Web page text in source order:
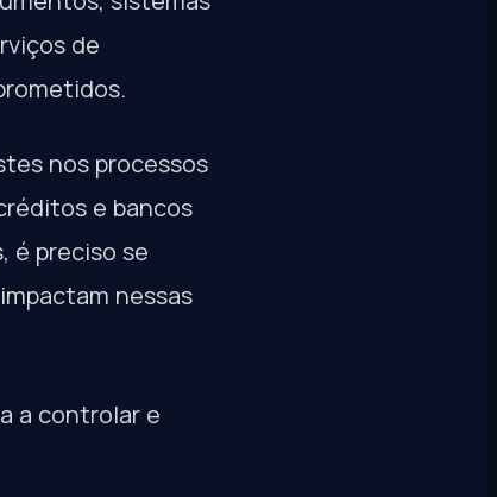
de
nos processos
e bancos
é preciso se
nessas
a controlar e